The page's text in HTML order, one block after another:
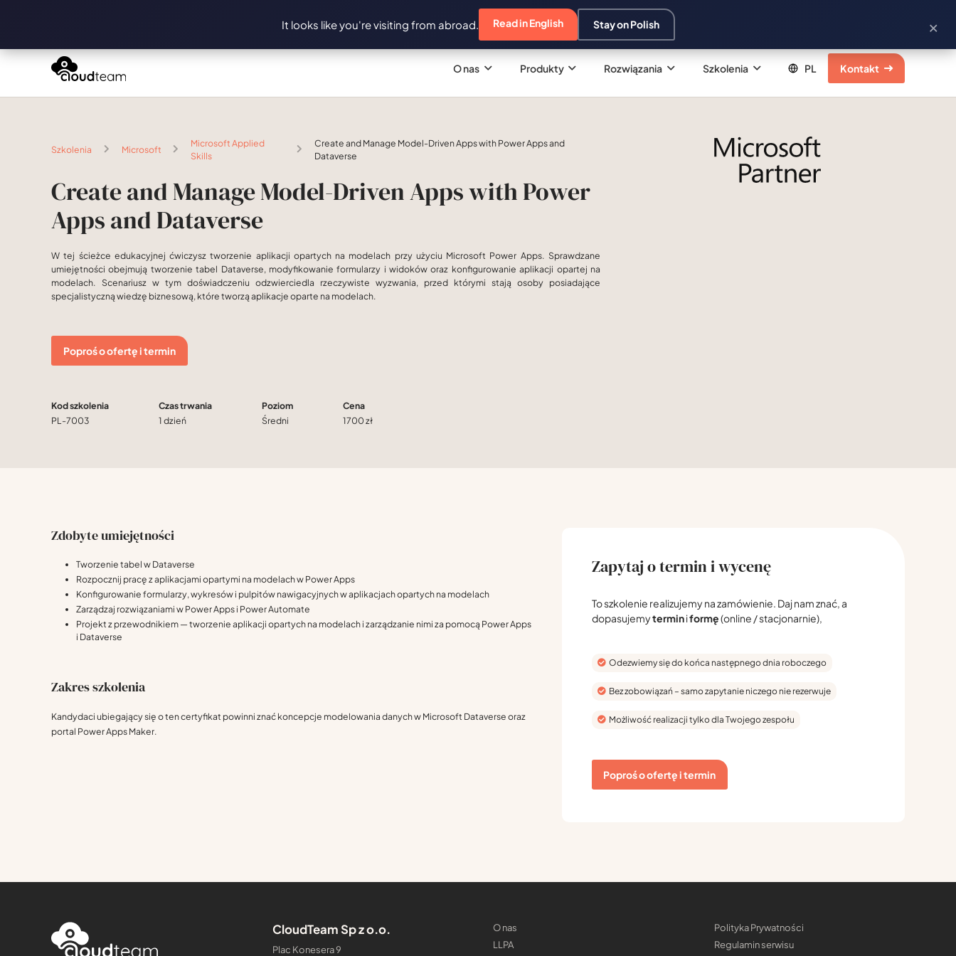
O nas Produkty Rozwiązania Szkolenia Kontakt
Szkolenia Microsoft
Microsoft Applied
Skills
Create and Manage Model-Driven Apps with Power Apps and
Dataverse
Create and Manage Model-Driven Apps with Power
Apps and Dataverse
W tej ścieżce edukacyjnej ćwiczysz tworzenie aplikacji opartych na modelach przy użyciu Microsoft Power Apps. Sprawdzane
umiejętności obejmują tworzenie tabel Dataverse, modyfikowanie formularzy i widoków oraz konfigurowanie aplikacji opartej na
modelach. Scenariusz w tym doświadczeniu odzwierciedla rzeczywiste wyzwania, przed którymi stają osoby posiadające
specjalistyczną wiedzę biznesową, które tworzą aplikacje oparte na modelach.
Poproś o ofertę i termin
Kod szkolenia
PL-7003
Czas trwania
1 dzień
Poziom
Średni
Cena
1700 zł
Zdobyte umiejętności
Tworzenie tabel w Dataverse
Rozpocznij pracę z aplikacjami opartymi na modelach w Power Apps
Konfigurowanie formularzy, wykresów i pulpitów nawigacyjnych w aplikacjach opartych na modelach
Zarządzaj rozwiązaniami w Power Apps i Power Automate
Projekt z przewodnikiem — tworzenie aplikacji opartych na modelach i zarządzanie nimi za pomocą Power Apps
i Dataverse
Zakres szkolenia
Kandydaci ubiegający się o ten certyfikat powinni znać koncepcje modelowania danych w Microsoft Dataverse oraz
portal Power Apps Maker.
Zapytaj o termin i wycenę
To szkolenie realizujemy na zamówienie. Daj nam znać, a
dopasujemyterminiformę(online / stacjonarnie),
Odezwiemy się do końca następnego dnia roboczego
Bez zobowiązań – samo zapytanie niczego nie rezerwuje
Możliwość realizacji tylko dla Twojego zespołu
Poproś o ofertę i termin
CloudTeam Sp z o.o.
Plac Konesera 9
O nas
LLPA
Polityka Prywatności
Regulamin serwisu
It looks like you're visiting from abroad. Read in English Stay on Polish ×